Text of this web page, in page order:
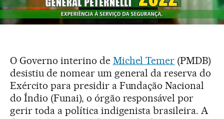
O Governo interino de Michel Temer (PMDB)
desistiu de nomear um general da reserva do
Exército para presidir a Fundação Nacional
do Índio (Funai), o órgão responsável por
gerir toda a política indigenista brasileira. A